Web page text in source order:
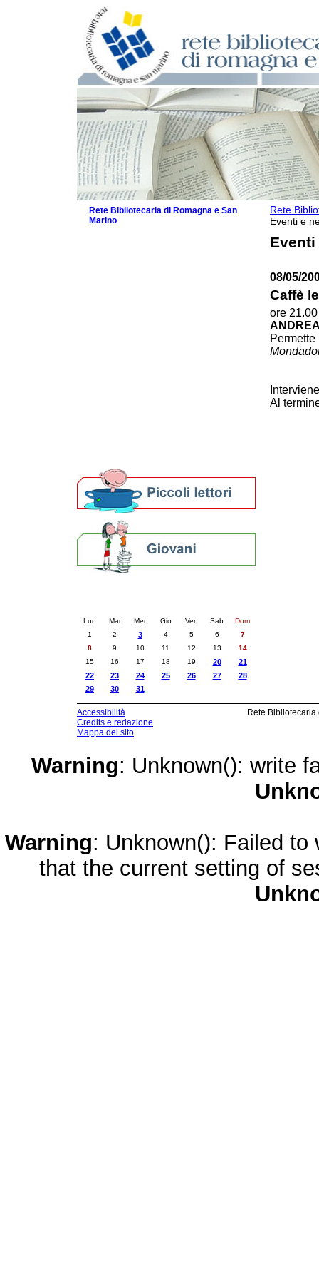
Rete
Eventi e
Eventi
08/05/
Caffè
ore 21.00
Al
Rete Bibliotecaria di Romagna e San
Marino
Lun Mar Mer Gio Ven Sab
Dom
1
2 3 4 5 6
7
8
9 10 11 12 13
14
15
16 17 18 19 20
21
22
23 24 25 26 27
28
29
30 31
Accessibilità
Credits e redazione
Mappa del sito
Rete
Warning: Unknown(): write
Warning: Unknown(): Failed
that the current setting of